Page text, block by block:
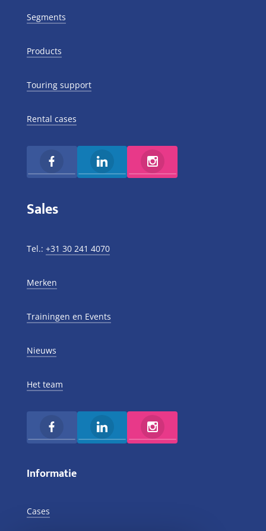
Segments
Products
Touring support
Rental cases
Sales
Tel.: +31 30 241 4070
Merken
Trainingen en Events
Nieuws
Het team
Informatie
Cases